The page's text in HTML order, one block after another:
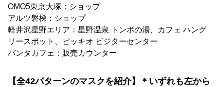
OMO5東京大塚：ショップ
アルツ磐梯：ショップ
軽井沢星野エリア：星野温泉 トンボの湯、カフェ ハング
リースポット、ピッキオ ビジターセンター
バンタカフェ：販売カウンター
【全42パターンのマスクを紹介】＊いずれも左から